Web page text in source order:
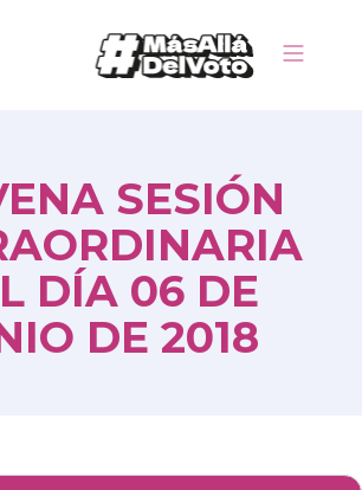
SESIÓN
DÍA 06 DE
DE 2018